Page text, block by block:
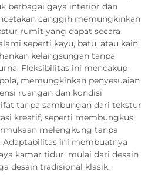
berbagai gaya interior dan
canggih memungkinkan
rumit yang dapat secara
seperti kayu, batu, atau kain,
kelangsungan tanpa
Fleksibilitas ini mencakup
memungkinkan penyesuaian
ruangan dan kondisi
tanpa sambungan dari tekstur
kreatif, seperti membungkus
melengkung tanpa
ini membuatnya
kamar tidur, mulai dari desain
desain tradisional klasik.